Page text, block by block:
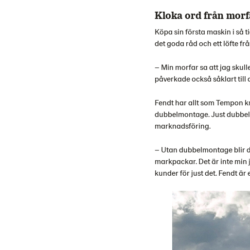
Kloka ord från
Köpa sin första maskin i så
det goda råd och ett löfte
– Min morfar sa att jag
påverkade också såklart till
Fendt har allt som Tempon
dubbelmontage. Just
marknadsföring.
– Utan dubbelmontage blir
markpackar. Det är inte
kunder för just det. Fendt